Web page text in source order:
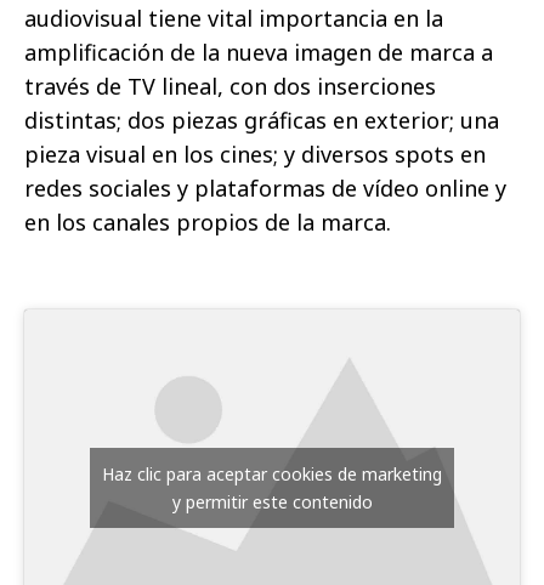
audiovisual tiene vital importancia en la
amplificación de la nueva imagen de marca a
través de TV lineal, con dos inserciones
distintas; dos piezas gráficas en exterior; una
pieza visual en los cines; y diversos spots en
redes sociales y plataformas de vídeo online y
en los canales propios de la marca.
Haz clic para aceptar cookies de marketing
y permitir este contenido